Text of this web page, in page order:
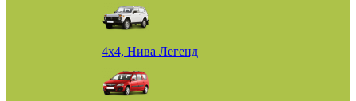
4х4, Нива Легенд